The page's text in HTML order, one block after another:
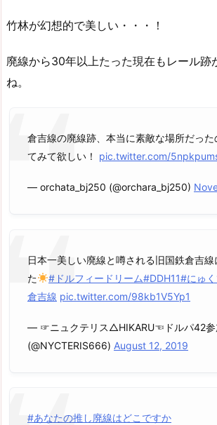
竹林が幻想的で美しい・・・！
廃線から30年以上たった現在もレール跡
ね。
倉吉線の廃線跡、本当に素敵な場所だっ
てみて欲しい！ pic.twitter.com/
— orchata_bj250 (@orchara_bj250)
日本一美しい廃線と噂される旧国鉄倉吉線
た
#ドルフィードリーム#DDH11#にゅく
倉吉線 pic.twitter.com/98kb1V5Yp1
— ☞ニュクテリス△HIKARU☜ドルパ42参
(@NYCTERIS666) August 12, 2019
#あなたの推し廃線はどこですか